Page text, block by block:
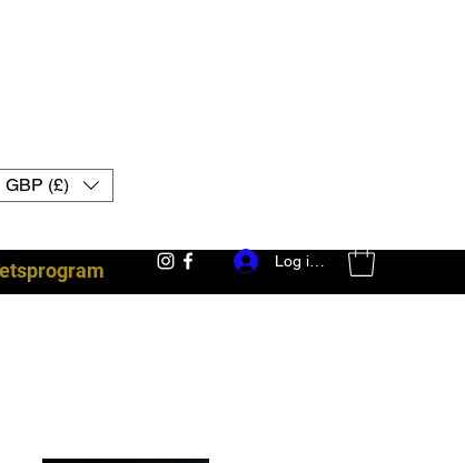
GBP (£)
Log ind